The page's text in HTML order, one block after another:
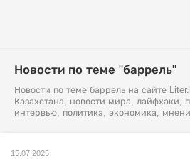
Новости по теме "баррель"
Новости по теме баррель на сайте
Казахстана, новости мира, лайфхаки,
интервью, политика, экономика,
15.07.2025